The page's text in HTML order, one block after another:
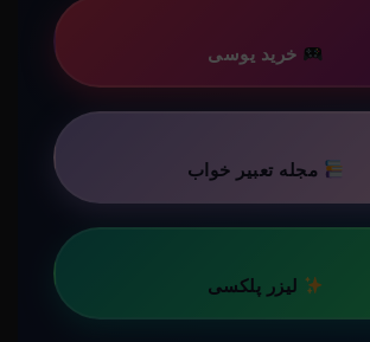
خرید یوسی
مجله تعبیر خواب
لیزر پلکسی